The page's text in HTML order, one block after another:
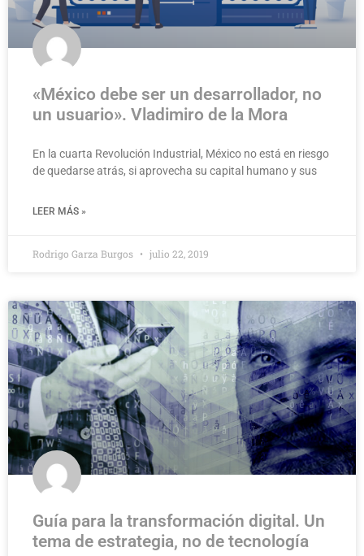
«México debe ser un desarrollador, no
un usuario». Vladimiro de la Mora
En la cuarta Revolución Industrial, México no está en riesgo
de quedarse atrás, si aprovecha su capital humano y sus
LEER MÁS »
Rodrigo Garza Burgos julio 22, 2019
Guía para la transformación digital. Un
tema de estrategia, no de tecnología